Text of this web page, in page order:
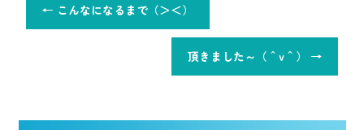
← こんなになるまで（＞＜）
頂きました～（＾v＾） →